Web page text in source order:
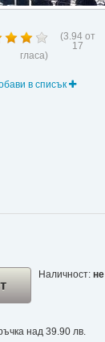
(3.94 от
17
гласа)
в списък
Наличност: не
над 39.90 лв.